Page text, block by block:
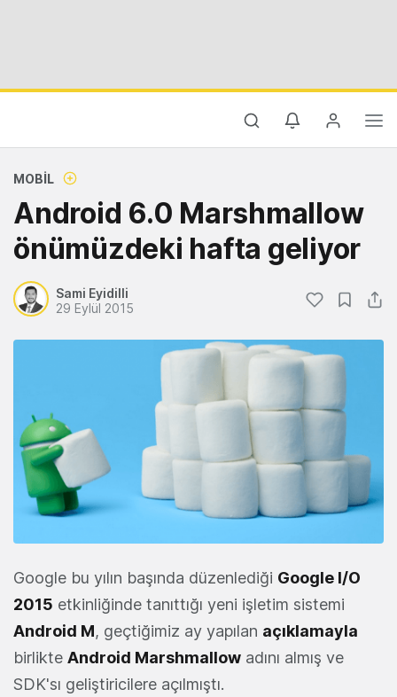
MOBIL
Android 6.0 Marshmallow
önümüzdeki hafta geliyor
Sami Eyidilli
29 Eylül 2015
Google bu yılın başında düzenlediği Google I/O
2015 etkinliğinde tanıttığı yeni işletim sistemi
Android M, geçtiğimiz ay yapılan açıklamayla
birlikte Android Marshmallow adını almış ve
SDK'sı geliştiricilere açılmıştı.